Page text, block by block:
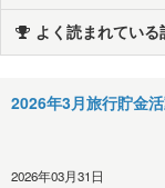
よく読まれてい
2026年3月旅行貯金
2026年03月31日